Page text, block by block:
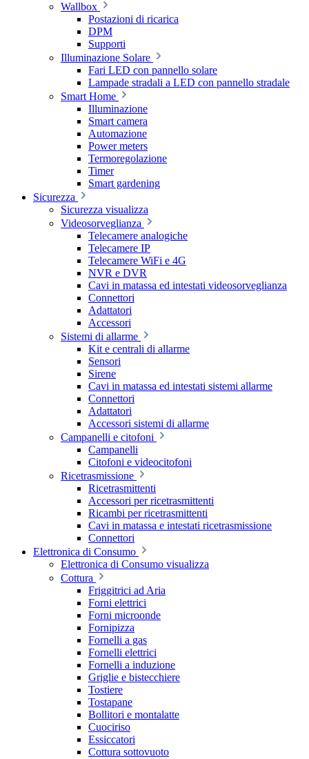
Wallbox
Postazioni di ricarica
DPM
Supporti
Illuminazione Solare
Fari LED con pannello solare
Lampade stradali a LED con pannello stradale
Smart Home
Illuminazione
Smart camera
Automazione
Power meters
Termoregolazione
Timer
Smart gardening
Sicurezza
Sicurezza visualizza
Videosorveglianza
Telecamere analogiche
Telecamere IP
Telecamere WiFi e 4G
NVR e DVR
Cavi in matassa ed intestati videosorveglianza
Connettori
Adattatori
Accessori
Sistemi di allarme
Kit e centrali di allarme
Sensori
Sirene
Cavi in matassa ed intestati sistemi allarme
Connettori
Adattatori
Accessori sistemi di allarme
Campanelli e citofoni
Campanelli
Citofoni e videocitofoni
Ricetrasmissione
Ricetrasmittenti
Accessori per ricetrasmittenti
Ricambi per ricetrasmittenti
Cavi in matassa e intestati ricetrasmissione
Connettori
Elettronica di Consumo
Elettronica di Consumo visualizza
Cottura
Friggitrici ad Aria
Forni elettrici
Forni microonde
Fornipizza
Fornelli a gas
Fornelli elettrici
Fornelli a induzione
Griglie e bistecchiere
Tostiere
Tostapane
Bollitori e montalatte
Cuociriso
Essiccatori
Cottura sottovuoto